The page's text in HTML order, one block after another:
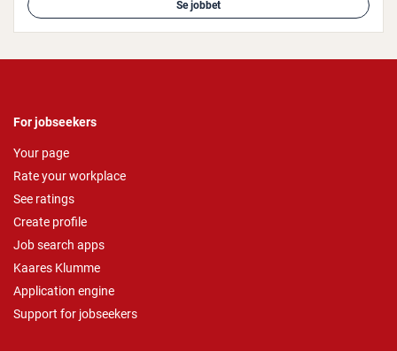
Se jobbet
For jobseekers
Your page
Rate your workplace
See ratings
Create profile
Job search apps
Kaares Klumme
Application engine
Support for jobseekers